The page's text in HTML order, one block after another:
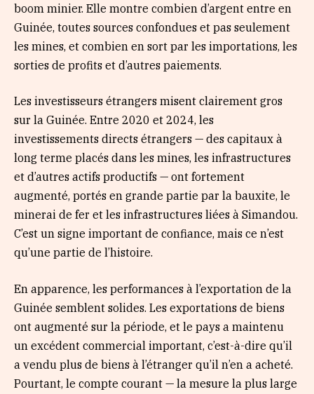
boom minier. Elle montre combien d’argent entre en
Guinée, toutes sources confondues et pas seulement
les mines, et combien en sort par les importations, les
sorties de profits et d’autres paiements.
Les investisseurs étrangers misent clairement gros
sur la Guinée. Entre 2020 et 2024, les
investissements directs étrangers — des capitaux à
long terme placés dans les mines, les infrastructures
et d’autres actifs productifs — ont fortement
augmenté, portés en grande partie par la bauxite, le
minerai de fer et les infrastructures liées à Simandou.
C’est un signe important de confiance, mais ce n’est
qu’une partie de l’histoire.
En apparence, les performances à l’exportation de la
Guinée semblent solides. Les exportations de biens
ont augmenté sur la période, et le pays a maintenu
un excédent commercial important, c’est-à-dire qu’il
a vendu plus de biens à l’étranger qu’il n’en a acheté.
Pourtant, le compte courant — la mesure la plus large